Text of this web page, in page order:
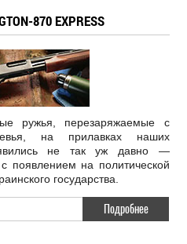
870 EXPRESS
ружья, перезаряжаемые с
на прилавках наших
не так уж давно —
появлением на политической
государства.
Подробнее